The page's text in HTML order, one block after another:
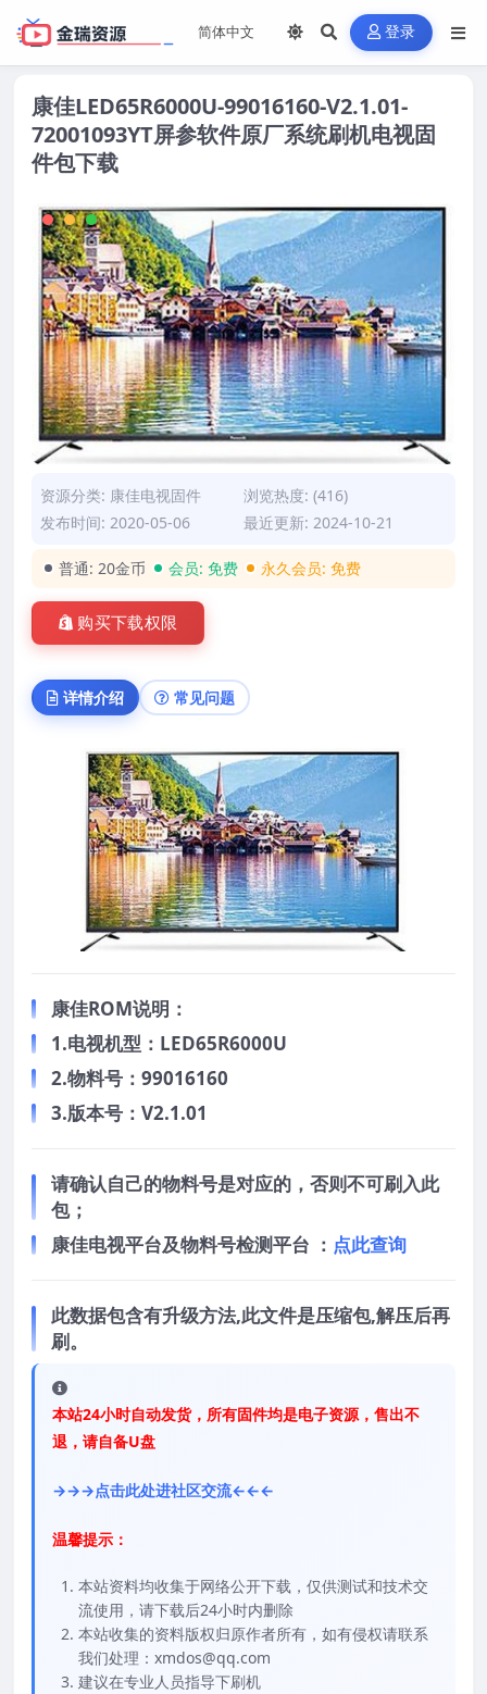
登录
康佳LED65R6000U-99016160-V2.1.01-
72001093YT屏参软件原厂系统刷机电视固
件包下载
资源分类: 康佳电视固件
浏览热度: (416)
发布时间: 2020-05-06
最近更新: 2024-10-21
普通: 20金币 会员: 免费 永久会员: 免费
购买下载权限
详情介绍 常见问题
康佳ROM说明：
1.电视机型：LED65R6000U
2.物料号：99016160
3.版本号：V2.1.01
请确认自己的物料号是对应的，否则不可刷入此
包；
康佳电视平台及物料号检测平台 ： 点此查询
此数据包含有升级方法,此文件是压缩包,解压后再
刷。
本站24小时自动发货，所有固件均是电子资源，售出不
退，请自备U盘
→→→点击此处进社区交流←←←
温馨提示：
本站资料均收集于网络公开下载，仅供测试和技术交
流使用，请下载后24小时内删除
本站收集的资料版权归原作者所有，如有侵权请联系
我们处理：xmdos@qq.com
建议在专业人员指导下刷机